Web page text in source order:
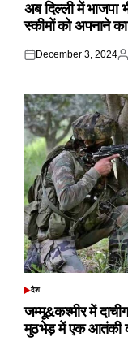
अब दिल्ली में भाजपा
स्कीमों को अपनाने का
Posted
December 3, 2024
POSTED
देश
जम्मू&कश्मीर में
मुठभेड़ में एक आतंकी